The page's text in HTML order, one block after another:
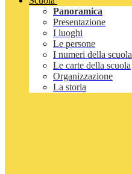
Panoramica
Presentazione
I luoghi
Le persone
I numeri della scuola
Le carte della scuola
Organizzazione
La storia